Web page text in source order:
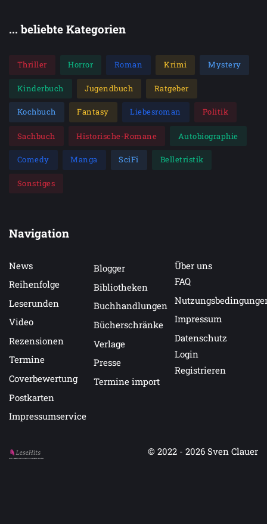
Band 3: Das schwimmende Café von Kopenhagen
werden.
... beliebte Kategorien
Thriller Horror Roman Krimi Mystery
Kinderbuch Jugendbuch Ratgeber
Kochbuch Fantasy Liebesroman Politik
Sachbuch Historische-Romane Autobiographie
Comedy Manga SciFi Belletristik
Sonstiges
Navigation
News
Reihenfolge
Leserunden
Video
Rezensionen
Termine
Coverbewertung
Postkarten
Impressumservice
Blogger
Bibliotheken
Buchhandlungen
Bücherschränke
Verlage
Presse
Termine import
Über uns
FAQ
Impressum
Datenschutz
Login
Registrieren
Auf LeseHits.de findest Du die besten Bücher.
© 2022 - 2026 Sven Clauer